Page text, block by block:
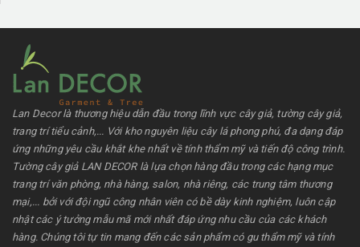
Lan Decor là thương hiệu dẫn đầu trong lĩnh vực cây giả, tường cây giả,
trang trí tiểu cảnh,... Với kho nguyên liệu cây lá phong phú, đa dạng đáp
ứng những yêu cầu khắt khe nhất về tính thẩm mỹ và tiến độ công trình.
Tường cây giả LAN DECOR là lựa chọn hàng đầu trong các hạng mục
trang trí văn phòng, nhà hàng, salon, nhà riêng, các trung tâm thương
mại,... bởi với đội ngũ công nhân viên có bề dày kinh nghiệm, luôn cập
nhật các ý tưởng mẫu mã mới nhất đáp ứng nhu cầu của các khách
hàng. Chúng tôi tự tin mang đến các sản phẩm có gu thẩm mỹ và tính